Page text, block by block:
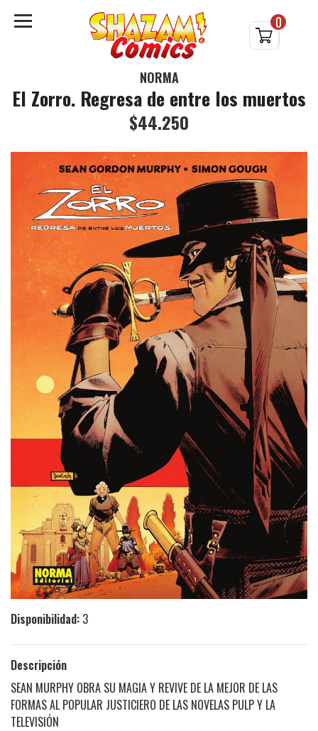
0
NORMA
El Zorro. Regresa de entre los muertos
$44.250
Disponibilidad: 3
Descripción
SEAN MURPHY OBRA SU MAGIA Y REVIVE DE LA MEJOR DE LAS
FORMAS AL POPULAR JUSTICIERO DE LAS NOVELAS PULP Y LA
TELEVISIÓN